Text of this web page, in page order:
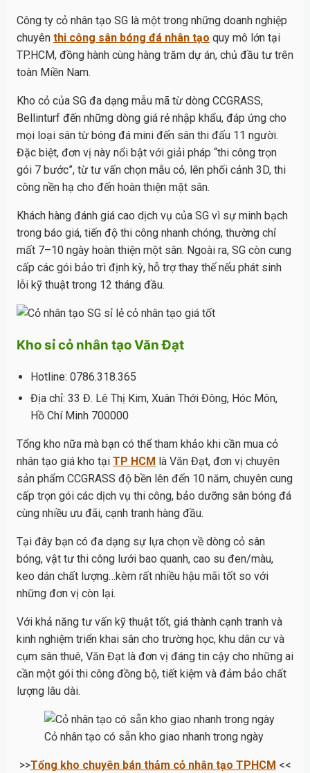
Công ty cỏ nhân tạo SG là một trong những doanh nghiệp
chuyên thi công sân bóng đá nhân tạo quy mô lớn tại
TP.HCM, đồng hành cùng hàng trăm dự án, chủ đầu tư trên
toàn Miền Nam.
Kho cỏ của SG đa dạng mẫu mã từ dòng CCGRASS,
Bellinturf đến những dòng giá rẻ nhập khẩu, đáp ứng cho
mọi loại sân từ bóng đá mini đến sân thi đấu 11 người.
Đặc biệt, đơn vị này nổi bật với giải pháp “thi công trọn
gói 7 bước”, từ tư vấn chọn mẫu cỏ, lên phối cảnh 3D, thi
công nền hạ cho đến hoàn thiện mặt sân.
Khách hàng đánh giá cao dịch vụ của SG vì sự minh bạch
trong báo giá, tiến độ thi công nhanh chóng, thường chỉ
mất 7–10 ngày hoàn thiện một sân. Ngoài ra, SG còn cung
cấp các gói bảo trì định kỳ, hỗ trợ thay thế nếu phát sinh
lỗi kỹ thuật trong 12 tháng đầu.
Kho sỉ cỏ nhân tạo Văn Đạt
Hotline: 0786.318.365
Địa chỉ: 33 Đ. Lê Thị Kim, Xuân Thới Đông, Hóc Môn,
Hồ Chí Minh 700000
Tổng kho nữa mà bạn có thể tham khảo khi cần mua cỏ
nhân tạo giá kho tại TP HCM là Văn Đạt, đơn vị chuyên
sản phẩm CCGRASS độ bền lên đến 10 năm, chuyên cung
cấp trọn gói các dịch vụ thi công, bảo dưỡng sân bóng đá
cùng nhiều ưu đãi, cạnh tranh hàng đầu.
Tại đây bạn có đa dạng sự lựa chọn về dòng cỏ sân
bóng, vật tư thi công lưới bao quanh, cao su đen/màu,
keo dán chất lượng…kèm rất nhiều hậu mãi tốt so với
những đơn vị còn lại.
Với khả năng tư vấn kỹ thuật tốt, giá thành cạnh tranh và
kinh nghiệm triển khai sân cho trường học, khu dân cư và
cụm sân thuê, Văn Đạt là đơn vị đáng tin cậy cho những ai
cần một gói thi công đồng bộ, tiết kiệm và đảm bảo chất
lượng lâu dài.
Cỏ nhân tạo có sẵn kho giao nhanh trong ngày
>>Tổng kho chuyên bán thảm cỏ nhân tạo TPHCM <<